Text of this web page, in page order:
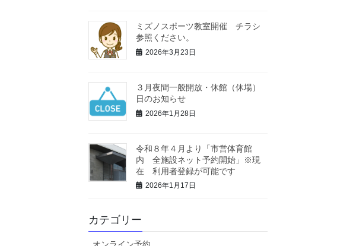
ミズノスポーツ教室開催 チラシ
参照ください。
2026年3月23日
３月夜間一般開放・休館（休場）
日のお知らせ
2026年1月28日
令和８年４月より「市営体育館
内 全施設ネット予約開始」※現
在 利用者登録が可能です
2026年1月17日
カテゴリー